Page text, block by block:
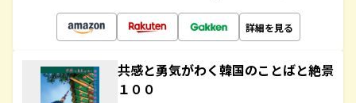
詳細を見る
共感と勇気がわく韓国のことばと絶景
１００